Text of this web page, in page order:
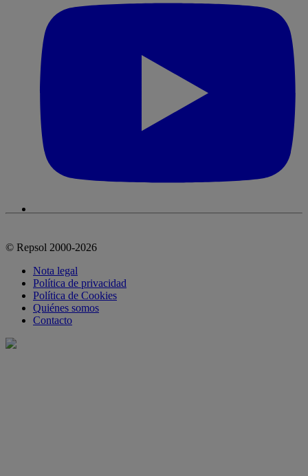
© Repsol 2000-2026
Nota legal
Política de privacidad
Política de Cookies
Quiénes somos
Contacto